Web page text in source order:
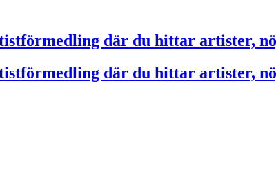
där du hittar artister,
där du hittar artister,